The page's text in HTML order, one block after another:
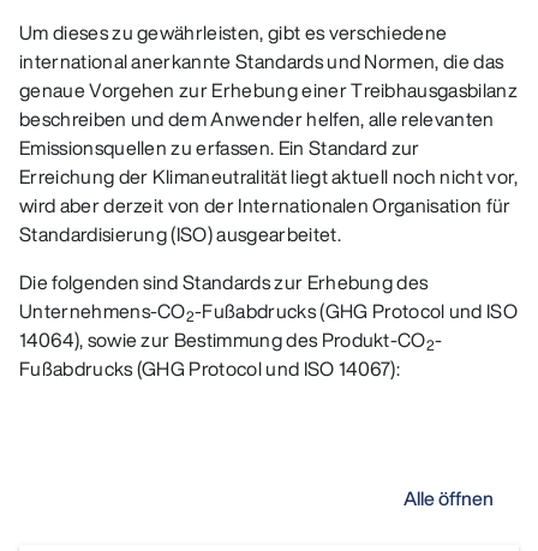
Um dieses zu gewährleisten, gibt es verschiedene
international anerkannte Standards und Normen, die das
genaue Vorgehen zur Erhebung einer Treibhausgasbilanz
beschreiben und dem Anwender helfen, alle relevanten
Emissionsquellen zu erfassen. Ein Standard zur
Erreichung der Klimaneutralität liegt aktuell noch nicht vor,
wird aber derzeit von der Internationalen Organisation für
Standardisierung (ISO) ausgearbeitet.
Die folgenden sind Standards zur Erhebung des
Unternehmens-CO2-Fußabdrucks (GHG Protocol und ISO
14064), sowie zur Bestimmung des Produkt-CO2-
Fußabdrucks (GHG Protocol und ISO 14067):
Alle öffnen